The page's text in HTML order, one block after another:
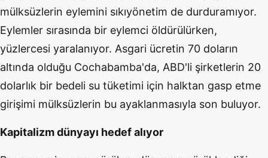
mülksüzlerin eylemini sıkıyönetim de durduramıyor.
Eylemler sırasında bir eylemci öldürülürken,
yüzlercesi yaralanıyor. Asgari ücretin 70 doların
altında olduğu Cochabamba'da, ABD'li şirketlerin 20
dolarlık bir bedeli su tüketimi için halktan gasp etme
girişimi mülksüzlerin bu ayaklanmasıyla son buluyor.
Kapitalizm dünyayı hedef alıyor